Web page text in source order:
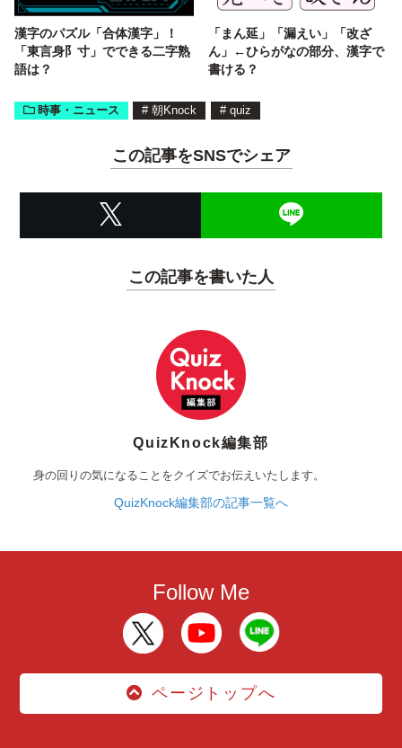
漢字のパズル「合体漢字」！
「東言身阝寸」でできる二字熟
語は？
「まん延」「漏えい」「改ざ
ん」←ひらがなの部分、漢字で
書ける？
時事・ニュース # 朝Knock # quiz
この記事をSNSでシェア
この記事を書いた人
QuizKnock編集部
身の回りの気になることをクイズでお伝えいたします。
QuizKnock編集部の記事一覧へ
Follow Me
ページトップへ